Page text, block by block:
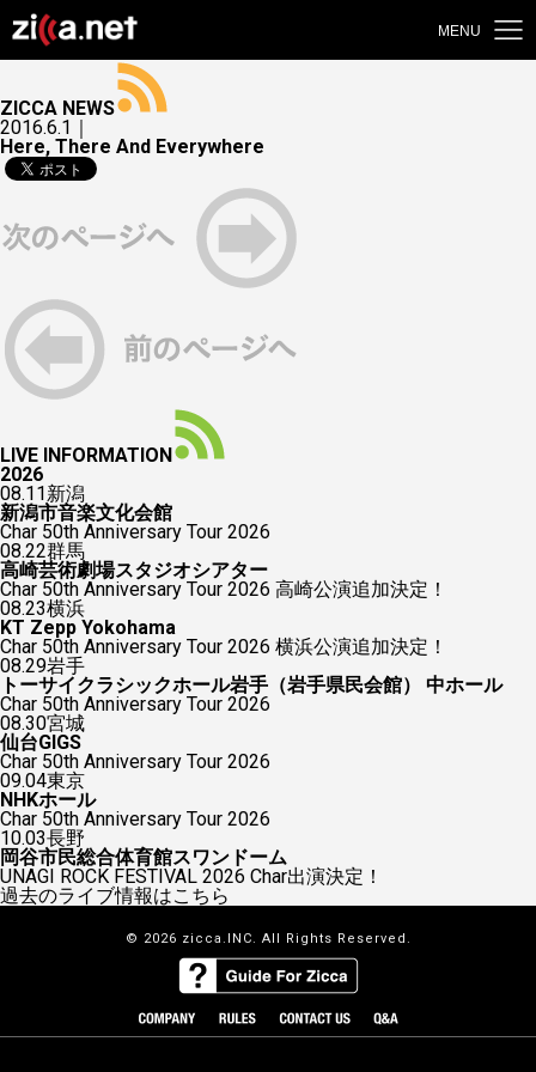
MENU
ZICCA NEWS
2016.6.1｜
Here, There And Everywhere
LIVE INFORMATION
2026
08.11新潟
新潟市音楽文化会館
Char 50th Anniversary Tour 2026
08.22群馬
高崎芸術劇場スタジオシアター
Char 50th Anniversary Tour 2026 高崎公演追加決定！
08.23横浜
KT Zepp Yokohama
Char 50th Anniversary Tour 2026 横浜公演追加決定！
08.29岩手
トーサイクラシックホール岩手（岩手県民会館） 中ホール
Char 50th Anniversary Tour 2026
08.30宮城
仙台GIGS
Char 50th Anniversary Tour 2026
09.04東京
NHKホール
Char 50th Anniversary Tour 2026
10.03長野
岡谷市民総合体育館スワンドーム
UNAGI ROCK FESTIVAL 2026 Char出演決定！
過去のライブ情報はこちら
© 2026 zicca.INC. All Rights Reserved.